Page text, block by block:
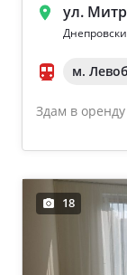
ул.
м.
Здам в оренду
18